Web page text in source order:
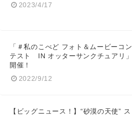
2023/4/17
「＃私のこべど フォト＆ムービーコン
テスト IN オッターサンクチュアリ」
開催！
2022/9/12
【ビッグニュース！】“砂漠の天使” ス